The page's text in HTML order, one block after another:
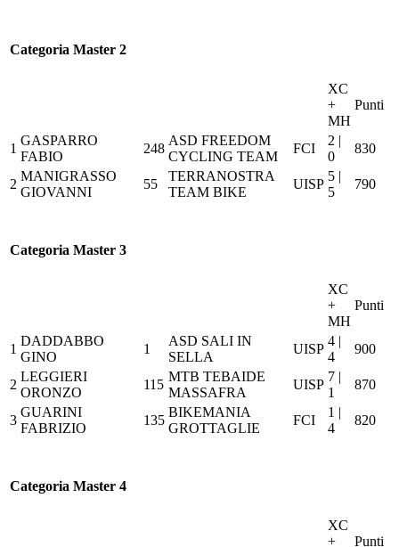
Categoria Master 2
XC
+
MH
Punti
1
GASPARRO
FABIO
248
ASD FREEDOM
CYCLING TEAM
FCI
2 |
0
830
2
MANIGRASSO
GIOVANNI
55
TERRANOSTRA
TEAM BIKE
UISP
5 |
5
790
Categoria Master 3
XC
+
MH
Punti
1
DADDABBO
GINO
1
ASD SALI IN
SELLA
UISP
4 |
4
900
2
LEGGIERI
ORONZO
115
MTB TEBAIDE
MASSAFRA
UISP
7 |
1
870
3
GUARINI
FABRIZIO
135
BIKEMANIA
GROTTAGLIE
FCI
1 |
4
820
Categoria Master 4
XC
+
Punti